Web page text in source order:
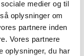
medier og til
oplysninger om
partnere inden
Vores partnere
oplysninger, du har